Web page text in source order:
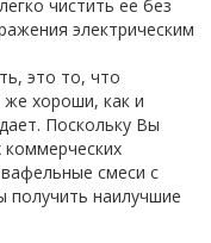
чистить ее без
электрическим
это то, что
же хороши, как и
Поскольку Вы
смеси с
наилучшие